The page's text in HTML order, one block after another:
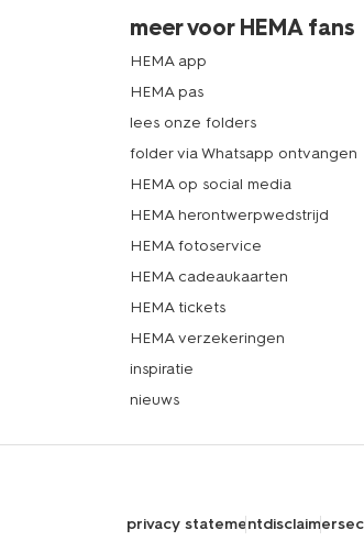
meer voor HEMA fans
HEMA app
HEMA pas
lees onze folders
folder via Whatsapp ontvangen
HEMA op social media
HEMA herontwerpwedstrijd
HEMA fotoservice
HEMA cadeaukaarten
HEMA tickets
HEMA verzekeringen
inspiratie
nieuws
privacy statementdisclaimer